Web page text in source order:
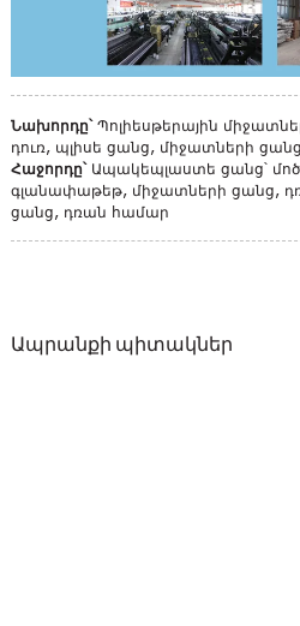
Նախորդը՝ Պոլիեսթերային
դուռ, պլիսե ցանց, միջատների
Հաջորդը՝ Ապակեպլաստե ցանց՝
գլանափաթեթ, միջատների ցանց,
ցանց, դռան համար
Ապրանքի պիտակներ